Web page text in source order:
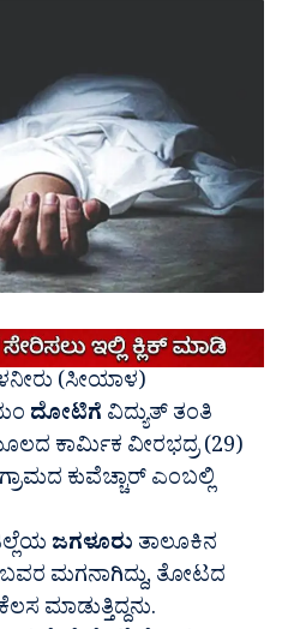
(ಸೀಯಾಳ)
ದೋಟಿಗೆ ವಿದ್ಯುತ್‌ ತಂತಿ
ಕಾರ್ಮಿಕ ವೀರಭದ್ರ (29)
ಕುವೆಚ್ಚಾರ್‌ ಎಂಬಲ್ಲಿ
ಜಗಳೂರು ತಾಲೂಕಿನ
ಮಗನಾಗಿದ್ದು, ತೋಟದ
ಮಾಡುತ್ತಿದ್ದನು.